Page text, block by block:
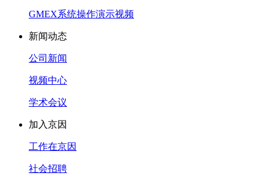
GMEX系统操作演示视频
新闻动态
公司新闻
视频中心
学术会议
加入京因
工作在京因
社会招聘